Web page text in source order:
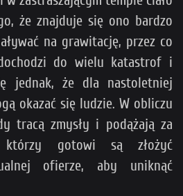
że znajduje się ono bardzo
na grawitację, przez co
do wielu katastrof i
jednak, że dla nastoletniej
okazać się ludzie. W obliczu
tracą zmysły i podążają za
którzy gotowi są złożyć
ofierze, aby uniknąć